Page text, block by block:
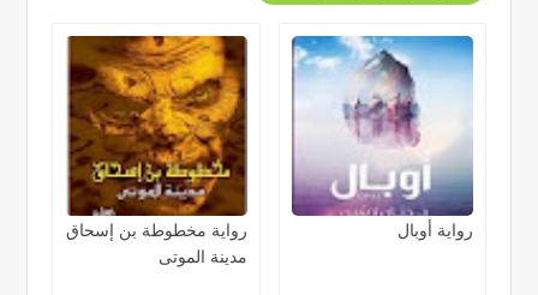
رواية أوبال
رواية مخطوطة بن إسحاق
مدينة الموتى